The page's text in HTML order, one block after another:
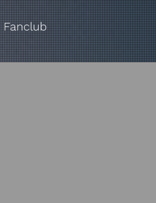
Fanclub